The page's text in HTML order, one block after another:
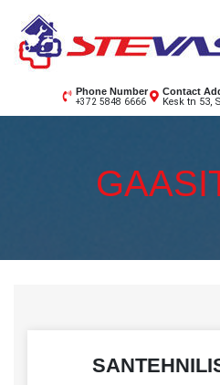
content
STEVAS OÜ
Santehnilised tööd Ida-
Phone Number
+372 5848 6666
Contact
Kesk tn 53,